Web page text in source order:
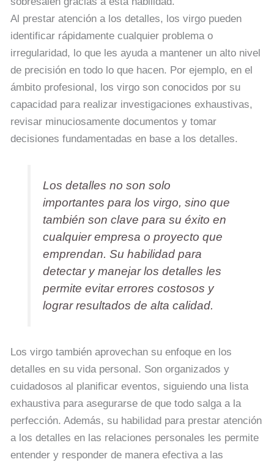
Al prestar atención a los detalles, los virgo pueden
identificar rápidamente cualquier problema o
irregularidad, lo que les ayuda a mantener un alto nivel
de precisión en todo lo que hacen. Por ejemplo, en el
ámbito profesional, los virgo son conocidos por su
capacidad para realizar investigaciones exhaustivas,
revisar minuciosamente documentos y tomar
decisiones fundamentadas en base a los detalles.
Los detalles no son solo
importantes para los virgo, sino que
también son clave para su éxito en
cualquier empresa o proyecto que
emprendan. Su habilidad para
detectar y manejar los detalles les
permite evitar errores costosos y
lograr resultados de alta calidad.
Los virgo también aprovechan su enfoque en los
detalles en su vida personal. Son organizados y
cuidadosos al planificar eventos, siguiendo una lista
exhaustiva para asegurarse de que todo salga a la
perfección. Además, su habilidad para prestar atención
a los detalles en las relaciones personales les permite
entender y responder de manera efectiva a las